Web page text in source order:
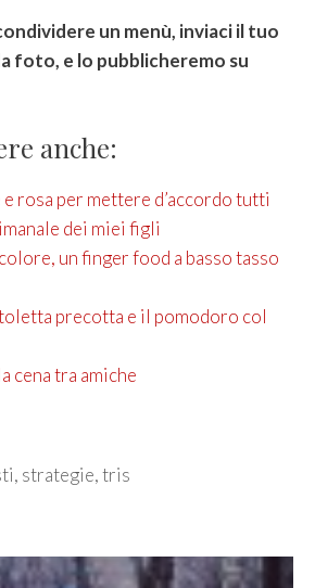
un menù, inviaci il tuo
foto, e lo pubblicheremo su
anche:
rosa per mettere d’accordo tutti
dei miei figli
un finger food a basso tasso
precotta e il pomodoro col
cena tra amiche
, strategie,tris